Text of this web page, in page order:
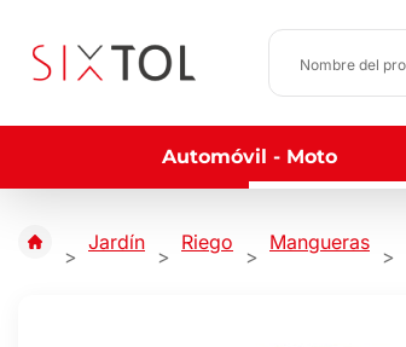
Automóvil - Moto
Jardín Riego Mangueras